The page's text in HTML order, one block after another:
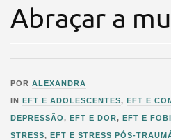
Abraçar a
O
N
1
3
/
1
POR ALEXANDRA
IN EFT E ADOLESCENTES, EFT E
DEPRESSÃO, EFT E DOR, EFT E
STRESS, EFT E STRESS PÓS-